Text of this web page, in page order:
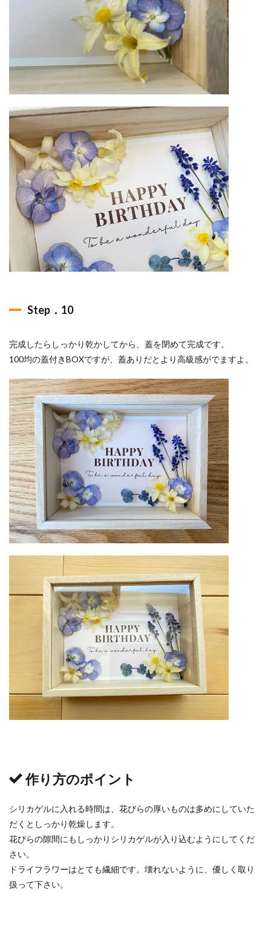
Step．10
完成したらしっかり乾かしてから、蓋を閉めて完成です。
100均の蓋付きBOXですが、蓋ありだとより高級感がでますよ。
作り方のポイント
シリカゲルに入れる時間は、花びらの厚いものは多めにしていた
だくとしっかり乾燥します。
花びらの隙間にもしっかりシリカゲルが入り込むようにしてくだ
さい。
ドライフラワーはとても繊細です。壊れないように、優しく取り
扱って下さい。